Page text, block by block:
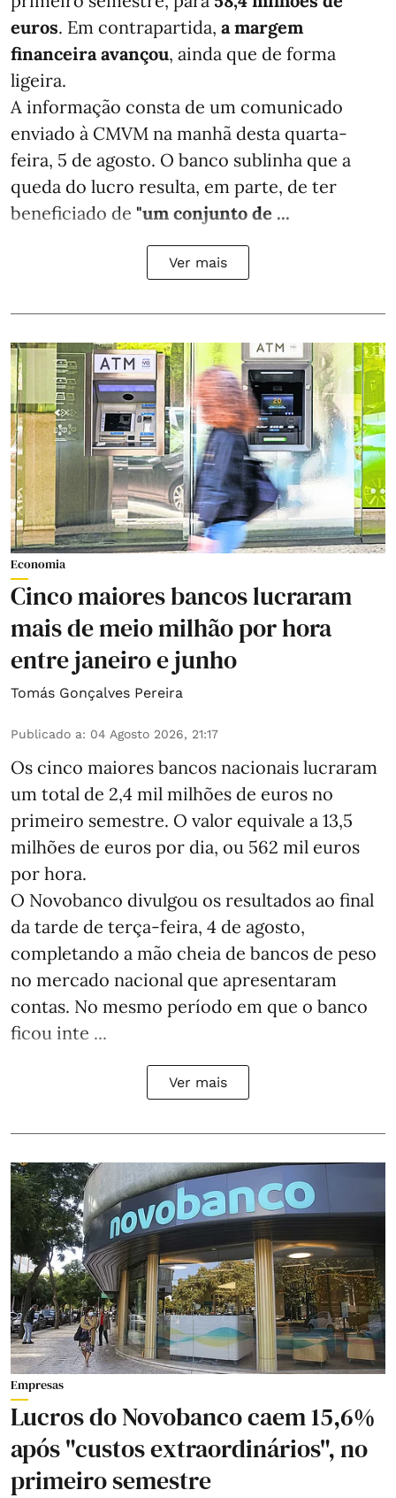
euros. Em contrapartida, a margem
financeira avançou, ainda que de forma
ligeira.
A informação consta de um comunicado
enviado à CMVM na manhã desta quarta-
feira, 5 de agosto. O banco sublinha que a
queda do lucro resulta, em parte, de ter
beneficiado de "um conjunto de ...
Ver mais
Economia
Cinco maiores bancos lucraram
mais de meio milhão por hora
entre janeiro e junho
Tomás Gonçalves Pereira
Publicado a: 04 Agosto 2026, 21:17
Os cinco maiores bancos nacionais lucraram
um total de 2,4 mil milhões de euros no
primeiro semestre. O valor equivale a 13,5
milhões de euros por dia, ou 562 mil euros
por hora.
O Novobanco divulgou os resultados ao final
da tarde de terça-feira, 4 de agosto,
completando a mão cheia de bancos de peso
no mercado nacional que apresentaram
contas. No mesmo período em que o banco
ficou inte ...
Ver mais
Empresas
Lucros do Novobanco caem 15,6%
após "custos extraordinários", no
primeiro semestre